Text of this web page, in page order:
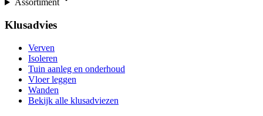
Assortiment
Klusadvies
Verven
Isoleren
Tuin aanleg en onderhoud
Vloer leggen
Wanden
Bekijk alle klusadviezen